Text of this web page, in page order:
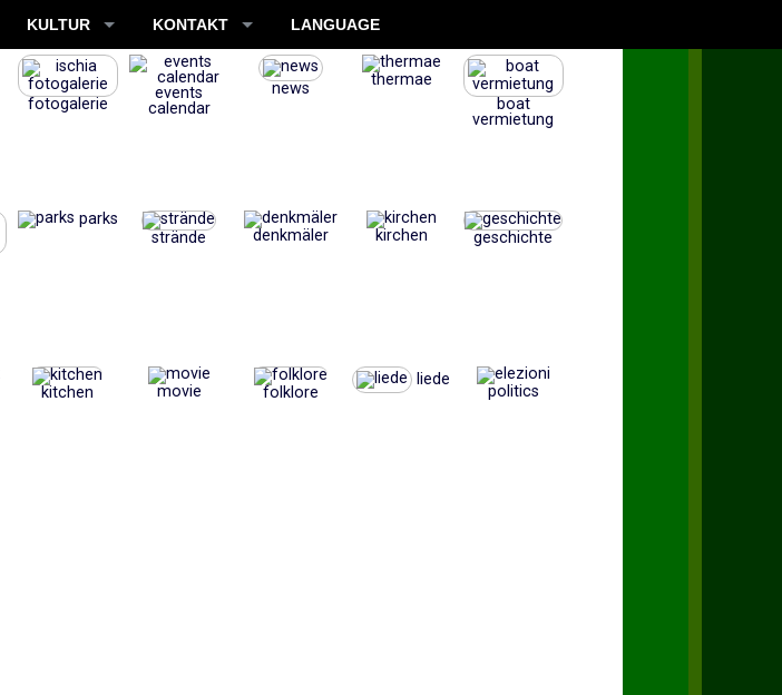
KULTUR KONTAKT LANGUAGE
fotogalerie
events
calendar
news
thermae
boat
vermietung
parks
strände
denkmäler kirchen geschichte
kitchen movie folklore
liede
politics